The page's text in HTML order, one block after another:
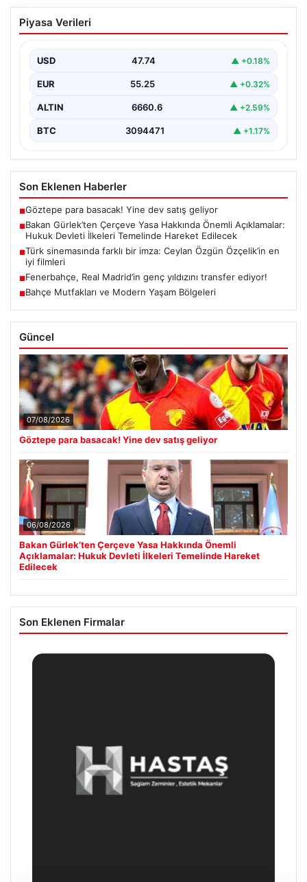
Bakan Gürlek’ten Çerçeve Yasa
Hakkında Önemli Açıklamalar: Hukuk
Edilecek
Adalet Bakanı Akın Gürlek, terörle mücadelede yeni bir
dönemi başlatacak çerçeve yasanın yürürlüğe
girmesiyle…
Piyasa Verileri
USD 47.74 ▲ +0.18%
EUR 55.25 ▲ +0.32%
ALTIN 6660.6 ▲ +2.59%
BTC 3094471 ▲ +1.17%
Son Eklenen Haberler
■Göztepe para basacak! Yine dev satış geliyor
■Bakan Gürlek’ten Çerçeve Yasa Hakkında Önemli Açıklamalar:
Hukuk Devleti İlkeleri Temelinde Hareket Edilecek
■Türk sinemasında farklı bir imza: Ceylan Özgün Özçelik’in en
iyi filmleri
■Fenerbahçe, Real Madrid’in genç yıldızını transfer ediyor!
■Bahçe Mutfakları ve Modern Yaşam Bölgeleri
Güncel
07/08/2026
Göztepe para basacak! Yine dev satış geliyor
06/08/2026
Bakan Gürlek’ten Çerçeve Yasa Hakkında Önemli
Açıklamalar: Hukuk Devleti İlkeleri Temelinde Hareket
Edilecek
Son Eklenen Firmalar